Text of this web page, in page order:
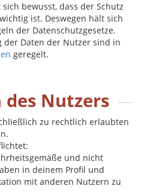
bewusst, dass der Schutz
ist. Deswegen hält sich
der Datenschutzgesetze.
der Daten der Nutzer sind in
geregelt.
Nutzers
zu rechtlich erlaubten
und nicht
in deinem Profil und
mit anderen Nutzern zu